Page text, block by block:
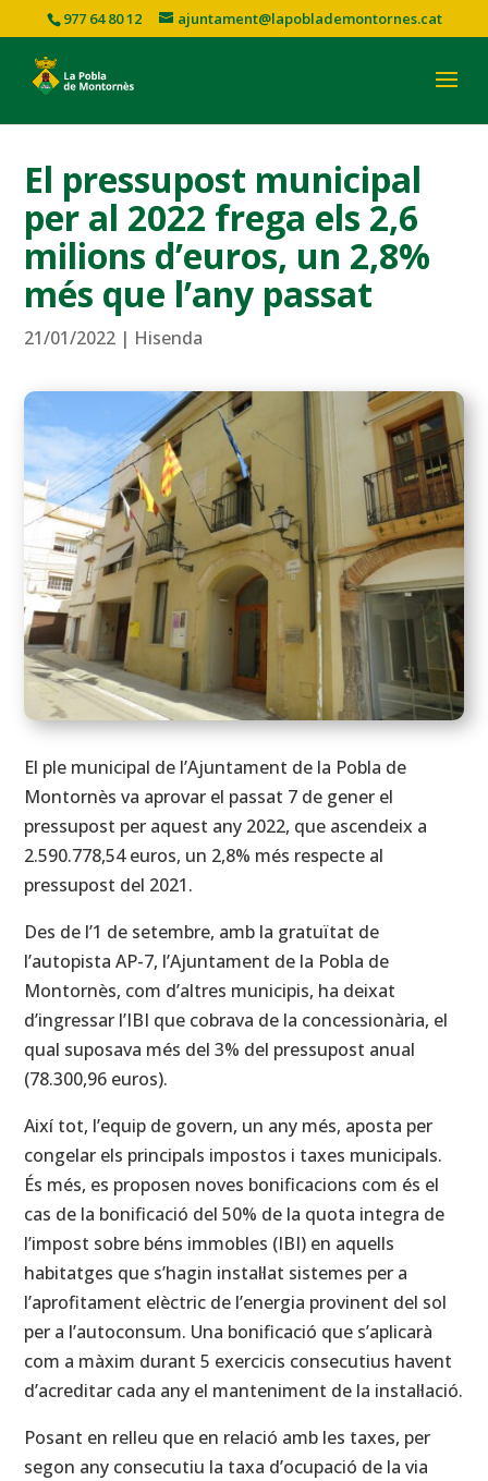
977 64 80 12 ajuntament@lapoblademontornes.cat
El pressupost municipal
per al 2022 frega els 2,6
milions d’euros, un 2,8%
més que l’any passat
21/01/2022 | Hisenda
El ple municipal de l’Ajuntament de la Pobla de
Montornès va aprovar el passat 7 de gener el
pressupost per aquest any 2022, que ascendeix a
2.590.778,54 euros, un 2,8% més respecte al
pressupost del 2021.
Des de l’1 de setembre, amb la gratuïtat de
l’autopista AP-7, l’Ajuntament de la Pobla de
Montornès, com d’altres municipis, ha deixat
d’ingressar l’IBI que cobrava de la concessionària, el
qual suposava més del 3% del pressupost anual
(78.300,96 euros).
Així tot, l’equip de govern, un any més, aposta per
congelar els principals impostos i taxes municipals.
És més, es proposen noves bonificacions com és el
cas de la bonificació del 50% de la quota integra de
l’impost sobre béns immobles (IBI) en aquells
habitatges que s’hagin instal·lat sistemes per a
l’aprofitament elèctric de l’energia provinent del sol
per a l’autoconsum. Una bonificació que s’aplicarà
com a màxim durant 5 exercicis consecutius havent
d’acreditar cada any el manteniment de la instal·lació.
Posant en relleu que en relació amb les taxes, per
segon any consecutiu la taxa d’ocupació de la via